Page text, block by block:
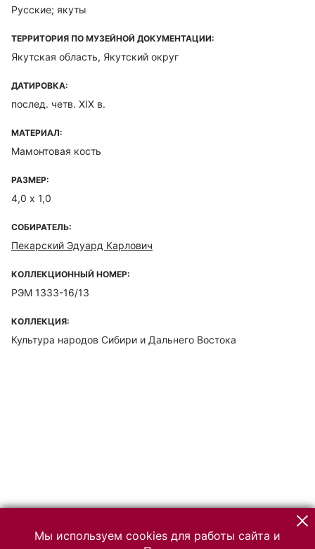
Русские; якуты
ТЕРРИТОРИЯ ПО МУЗЕЙНОЙ ДОКУМЕНТАЦИИ:
Якутская область, Якутский округ
ДАТИРОВКА:
послед. четв. XIX в.
МАТЕРИАЛ:
Мамонтовая кость
РАЗМЕР:
4,0 х 1,0
СОБИРАТЕЛЬ:
Пекарский Эдуард Карлович
КОЛЛЕКЦИОННЫЙ НОМЕР:
РЭМ 1333-16/13
КОЛЛЕКЦИЯ:
Культура народов Сибири и Дальнего Востока
Мы используем cookies для работы сайта и